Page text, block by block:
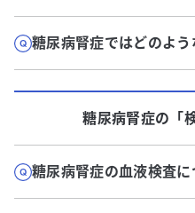
糖尿病腎症ではどのよ
糖尿病腎症の「
糖尿病腎症の血液検査に